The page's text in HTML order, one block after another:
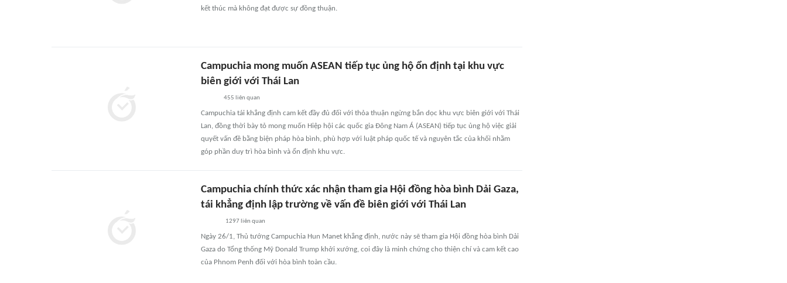
kết thúc mà không đạt được sự đồng thuận.
Campuchia mong muốn ASEAN tiếp tục ủng hộ ổn định tại khu vực
biên giới với Thái Lan
455 liên quan
Campuchia tái khẳng định cam kết đầy đủ đối với thỏa thuận ngừng bắn dọc khu vực biên giới với Thái
Lan, đồng thời bày tỏ mong muốn Hiệp hội các quốc gia Đông Nam Á (ASEAN) tiếp tục ủng hộ việc giải
quyết vấn đề bằng biện pháp hòa bình, phù hợp với luật pháp quốc tế và nguyên tắc của khối nhằm
góp phần duy trì hòa bình và ổn định khu vực.
Campuchia chính thức xác nhận tham gia Hội đồng hòa bình Dải Gaza,
tái khẳng định lập trường về vấn đề biên giới với Thái Lan
1297 liên quan
Ngày 26/1, Thủ tướng Campuchia Hun Manet khẳng định, nước này sẽ tham gia Hội đồng hòa bình Dải
Gaza do Tổng thống Mỹ Donald Trump khởi xướng, coi đây là minh chứng cho thiện chí và cam kết cao
của Phnom Penh đối với hòa bình toàn cầu.